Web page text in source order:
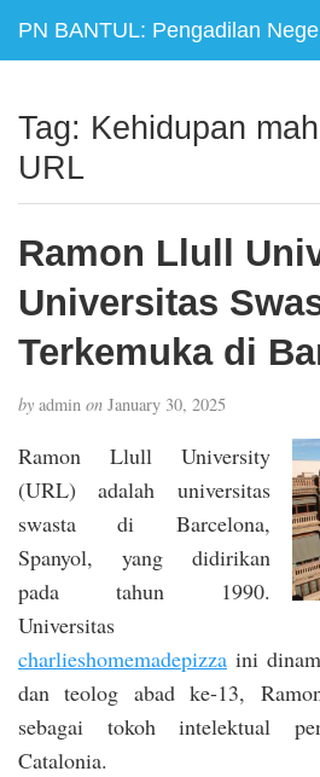
PN BANTUL: Pengadilan
Tag: Kehidupan
URL
Ramon Llull
Universitas
Terkemuka di
by admin on January 30, 2025
Ramon Llull University
(URL) adalah universitas
swasta di Barcelona,
Spanyol, yang didirikan
pada tahun 1990.
Universitas
charlieshomemadepizza ini
dan teolog abad ke-13,
sebagai tokoh intelektual
Catalonia.